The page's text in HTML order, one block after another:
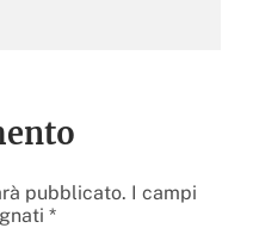
pubblicato. I campi
*